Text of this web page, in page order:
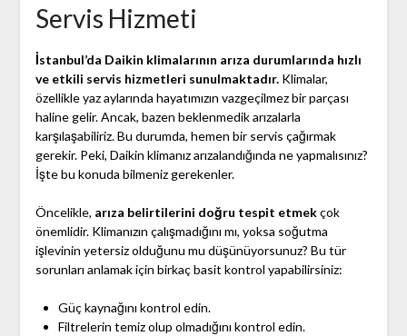
Servis Hizmeti
İstanbul’da Daikin klimalarının arıza durumlarında hızlı
ve etkili servis hizmetleri sunulmaktadır.Klimalar,
özellikle yaz aylarında hayatımızın vazgeçilmez bir parçası
haline gelir. Ancak, bazen beklenmedik arızalarla
karşılaşabiliriz. Bu durumda, hemen bir servis çağırmak
gerekir. Peki, Daikin klimanız arızalandığında ne yapmalısınız?
İşte bu konuda bilmeniz gerekenler.
Öncelikle, arıza belirtilerini doğru tespit etmekçok
önemlidir. Klimanızın çalışmadığını mı, yoksa soğutma
işlevinin yetersiz olduğunu mu düşünüyorsunuz? Bu tür
sorunları anlamak için birkaç basit kontrol yapabilirsiniz:
Güç kaynağını kontrol edin.
Filtrelerin temiz olup olmadığını kontrol edin.